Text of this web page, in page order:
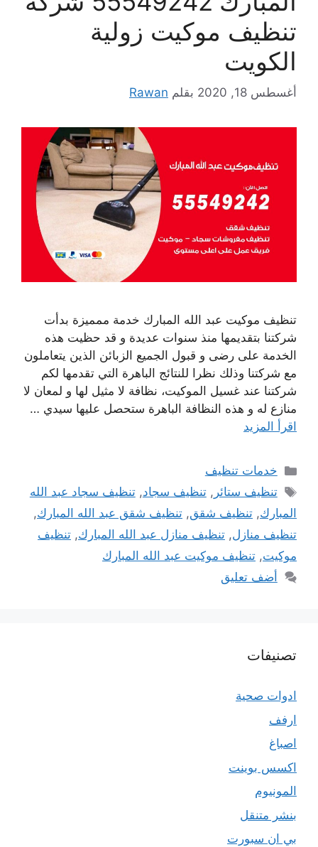
تنظيف موكيت زولية
الكويت
أغسطس 18, 2020 بقلم Rawan
تنظيف موكيت عبد الله المبارك خدمة ممميزة بدأت
شركتنا بتقديمها منذ سنوات عديدة و قد حظيت هذه
الخدمة على رضى و قبول الجميع الزبائن الذين يتعاملون
مع شركتنا وذلك نظرا للنتائج الباهرة التي تقدمها لكم
شركتنا عند غسيل الموكيت، نظافة لا مثيل لها و لمعان لا
منازع له و هذه النظافة الباهرة ستحصل عليها سيدي …
اقرأ المزيد
التصنيفات
خدمات تنظيف
الوسوم
تنظيف ستائر ,تنظيف سجاد,تنظيف سجاد عبد الله
المبارك, تنظيف شقق, تنظيف شقق عبد الله المبارك,
تنظيف منازل, تنظيف منازل عبد الله المبارك, تنظيف
موكيت, تنظيف موكيت عبد الله المبارك
أضف تعليق
تصنيفات
ادوات صحية
ارفف
اصباغ
اكسس بوينت
المونيوم
بنشر متنقل
بي ان سبورت